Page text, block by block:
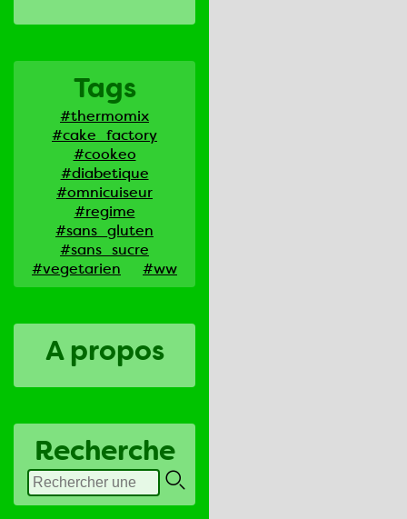
Tags
#thermomix
#cake_factory
#cookeo
#diabetique
#omnicuiseur
#regime
#sans_gluten
#sans_sucre
#vegetarien
#ww
A propos
Recherche